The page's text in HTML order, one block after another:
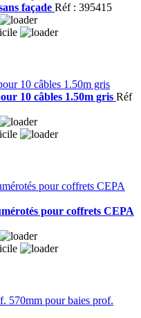
façade Réf : 395415
10 câbles 1.50m gris Réf
pour coffrets CEPA